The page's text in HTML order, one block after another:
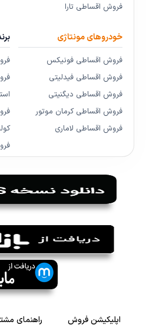
فروش اقساطی تارا
خودروهای مونتاژی
فروش اقساطی فونیکس
فروش اقساطی فیدلیتی
فروش اقساطی دیگنیتی
فروش اقساطی کرمان موتور
فروش اقساطی لاماری
اپلیکیشن فروش
راهنمای